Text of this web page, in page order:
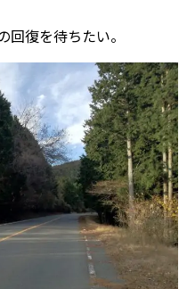
復を待ちたい。